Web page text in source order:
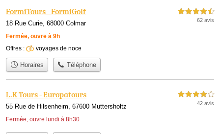
FormiTours - FormiGolf
18 Rue Curie, 68000 Colmar
Fermée, ouvre à 9h
4,5 étoiles sur 5
62 avis
Offres : voyages de noce
Horaires Téléphone
L.K Tours - Europatours
55 Rue de Hilsenheim, 67600 Muttersholtz
Fermée, ouvre lundi à 8h30
4,0 étoiles sur 5
42 avis